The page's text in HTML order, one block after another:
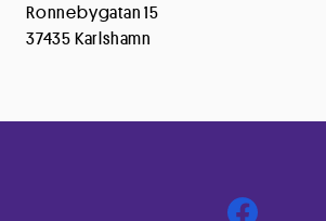
Ronnebygatan 15
37435 Karlshamn